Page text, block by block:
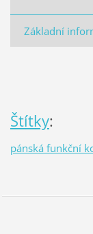
Základní
Štítky:
pánská funkční